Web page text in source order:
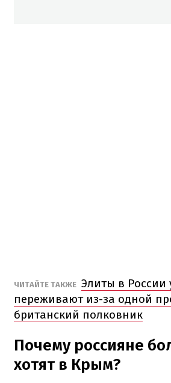
ЧИТАЙТЕ ТАКЖЕ Элиты в России
переживают из-за одной
британский полковник
Почему россияне
хотят в Крым?